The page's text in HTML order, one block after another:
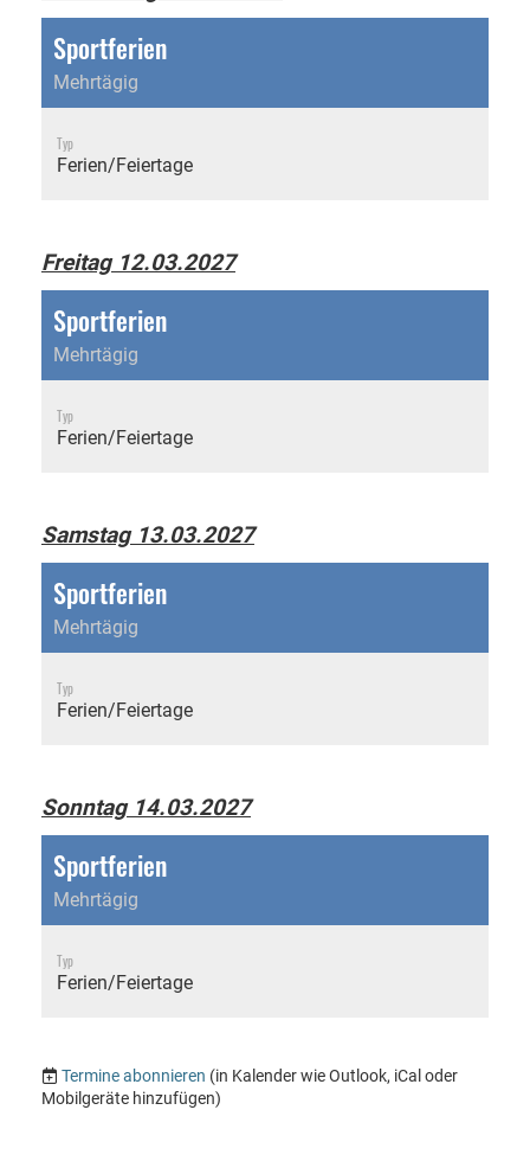
Sportferien
Mehrtägig
Typ
Ferien/Feiertage
Freitag 12.03.2027
Sportferien
Mehrtägig
Typ
Ferien/Feiertage
Samstag 13.03.2027
Sportferien
Mehrtägig
Typ
Ferien/Feiertage
Sonntag 14.03.2027
Sportferien
Mehrtägig
Typ
Ferien/Feiertage
Termine abonnieren (in Kalender wie Outlook, iCal oder
Mobilgeräte hinzufügen)